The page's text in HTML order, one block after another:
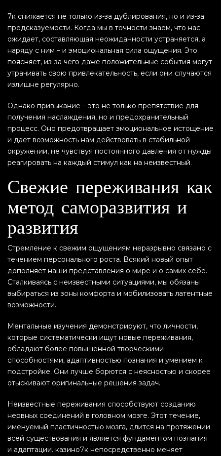
7к снижается не только из-за дублирования, но и из-за
предсказуемости. Когда мы в точности знаем, что нас
ожидает, составляющая неожиданности устраняется, а
наряду с ним – и эмоциональная сила ощущения. Это
поясняет, из-за чего даже положительные события могут
утрачивать свою привлекательность, если они случаются
излишне регулярно.
Однако привыкание – это не только препятствие для
получения наслаждения, но и предохранительный
процесс. Оно предотвращает эмоциональное истощение
и дает возможность нам действовать в стабильной
окружении, не чувствуя постоянного давления от нужды
реагировать на каждый стимул как на неизвестный.
Свежие переживания как
метод саморазвития и
развития
Стремление к свежим ощущениям неразрывно связано с
течением персонального роста. Всякий новый опыт
дополняет наши представления о мире и о самих себе.
Сталкиваясь с неизвестными ситуациями, мы обязаны
выбираться из зоны комфорта и мобилизовать латентные
возможности.
Ментальные изучения демонстрируют, что личности,
которые систематически ищут новые переживания,
обладают более повышенной творческими
способностями, адаптивностью познания и умением к
подстройке. Они лучше борются с неясностью и скорее
отыскивают оригинальные решения задач.
Неизвестные переживания способствуют созданию
нервных соединений в головном мозге. Этот течение,
именуемый пластичностью мозга, длится на протяжении
всей существования и является фундаментом познания
и адаптации. казино7к непосредственно меняет